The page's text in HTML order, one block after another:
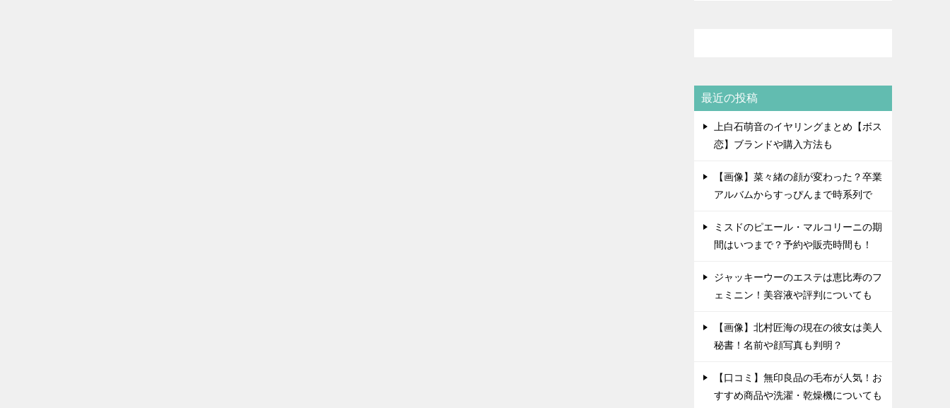
最近の投稿
上白石萌音のイヤリングまとめ【ボス
恋】ブランドや購入方法も
【画像】菜々緒の顔が変わった？卒業
アルバムからすっぴんまで時系列で
ミスドのピエール・マルコリーニの期
間はいつまで？予約や販売時間も！
ジャッキーウーのエステは恵比寿のフ
ェミニン！美容液や評判についても
【画像】北村匠海の現在の彼女は美人
秘書！名前や顔写真も判明？
【口コミ】無印良品の毛布が人気！お
すすめ商品や洗濯・乾燥機についても